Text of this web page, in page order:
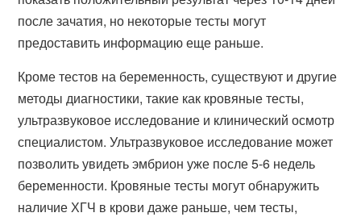
после зачатия, но некоторые тесты могут
предоставить информацию еще раньше.
Кроме тестов на беременность, существуют и другие
методы диагностики, такие как кровяные тесты,
ультразвуковое исследование и клинический осмотр
специалистом. Ультразвуковое исследование может
позволить увидеть эмбрион уже после 5-6 недель
беременности. Кровяные тесты могут обнаружить
наличие ХГЧ в крови даже раньше, чем тесты,